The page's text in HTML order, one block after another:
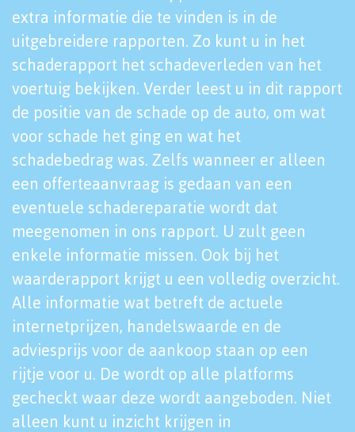
extra informatie die te vinden is in de
uitgebreidere rapporten. Zo kunt u in het
schaderapport het schadeverleden van het
voertuig bekijken. Verder leest u in dit rapport
de positie van de schade op de auto, om wat
voor schade het ging en wat het
schadebedrag was. Zelfs wanneer er alleen
een offerteaanvraag is gedaan van een
eventuele schadereparatie wordt dat
meegenomen in ons rapport. U zult geen
enkele informatie missen. Ook bij het
waarderapport krijgt u een volledig overzicht.
Alle informatie wat betreft de actuele
internetprijzen, handelswaarde en de
adviesprijs voor de aankoop staan op een
rijtje voor u. De wordt op alle platforms
gecheckt waar deze wordt aangeboden. Niet
alleen kunt u inzicht krijgen in